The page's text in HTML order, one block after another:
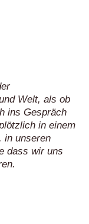
Welt, als ob
ins Gespräch
in einem
in unseren
dass wir uns